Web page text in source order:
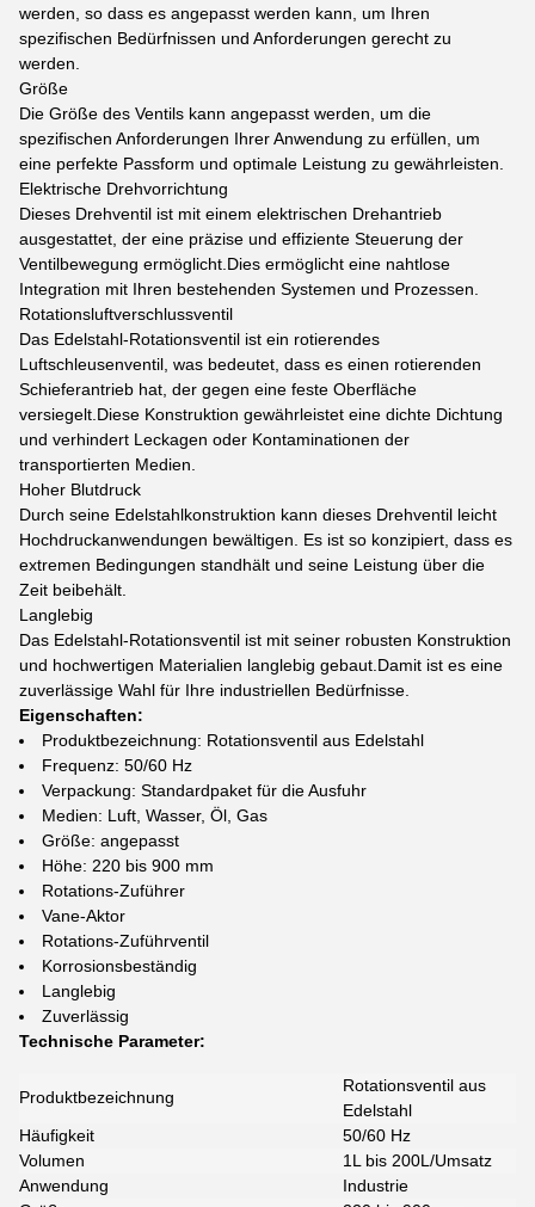
werden, so dass es angepasst werden kann, um Ihren
spezifischen Bedürfnissen und Anforderungen gerecht zu
werden.
Größe
Die Größe des Ventils kann angepasst werden, um die
spezifischen Anforderungen Ihrer Anwendung zu erfüllen, um
eine perfekte Passform und optimale Leistung zu gewährleisten.
Elektrische Drehvorrichtung
Dieses Drehventil ist mit einem elektrischen Drehantrieb
ausgestattet, der eine präzise und effiziente Steuerung der
Ventilbewegung ermöglicht.Dies ermöglicht eine nahtlose
Integration mit Ihren bestehenden Systemen und Prozessen.
Rotationsluftverschlussventil
Das Edelstahl-Rotationsventil ist ein rotierendes
Luftschleusenventil, was bedeutet, dass es einen rotierenden
Schieferantrieb hat, der gegen eine feste Oberfläche
versiegelt.Diese Konstruktion gewährleistet eine dichte Dichtung
und verhindert Leckagen oder Kontaminationen der
transportierten Medien.
Hoher Blutdruck
Durch seine Edelstahlkonstruktion kann dieses Drehventil leicht
Hochdruckanwendungen bewältigen. Es ist so konzipiert, dass es
extremen Bedingungen standhält und seine Leistung über die
Zeit beibehält.
Langlebig
Das Edelstahl-Rotationsventil ist mit seiner robusten Konstruktion
und hochwertigen Materialien langlebig gebaut.Damit ist es eine
zuverlässige Wahl für Ihre industriellen Bedürfnisse.
Eigenschaften:
Produktbezeichnung: Rotationsventil aus Edelstahl
Frequenz: 50/60 Hz
Verpackung: Standardpaket für die Ausfuhr
Medien: Luft, Wasser, Öl, Gas
Größe: angepasst
Höhe: 220 bis 900 mm
Rotations-Zuführer
Vane-Aktor
Rotations-Zuführventil
Korrosionsbeständig
Langlebig
Zuverlässig
Technische Parameter:
Produktbezeichnung
Rotationsventil aus
Edelstahl
Häufigkeit
50/60 Hz
Volumen
1L bis 200L/Umsatz
Anwendung
Industrie